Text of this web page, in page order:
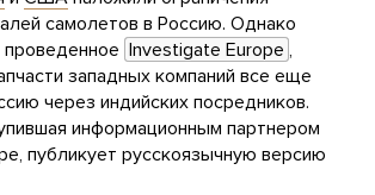
самолетов в Россию. Однако
проведенное Investigate Europe ,
западных компаний все еще
через индийских посредников.
информационным партнером
публикует русскоязычную версию